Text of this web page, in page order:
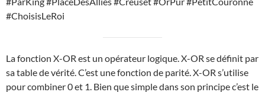
#ChoisisLeRoi
La fonction X-OR est un opérateur logique. X-OR se définit par
sa table de vérité. C’est une fonction de parité. X-OR s’utilise
pour combiner 0 et 1. Bien que simple dans son principe c’est le